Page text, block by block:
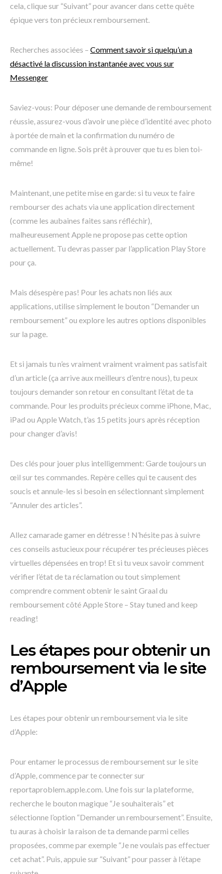
cela, clique sur “Suivant” pour avancer dans cette quête
épique vers ton précieux remboursement.
Recherches associées – Comment savoir si quelqu’un a
désactivé la discussion instantanée avec vous sur
Messenger
Saviez-vous: Pour déposer une demande de remboursement
réussie, assurez-vous d’avoir une pièce d’identité avec photo
à portée de main et la confirmation du numéro de
commande en ligne. Sois prêt à prouver que tu es bien toi-
même!
Maintenant, une petite mise en garde: si tu veux te faire
rembourser des achats via une application directement
(comme les aubaines faites sans réfléchir),
malheureusement Apple ne propose pas cette option
actuellement. Tu devras passer par l’application Play Store
pour ça.
Mais désespère pas! Pour les achats non liés aux
applications, utilise simplement le bouton “Demander un
remboursement” ou explore les autres options disponibles
sur la page.
Et si jamais tu n’es vraiment vraiment vraiment pas satisfait
d’un article (ça arrive aux meilleurs d’entre nous), tu peux
toujours demander son retour en consultant l’état de ta
commande. Pour les produits précieux comme iPhone, Mac,
iPad ou Apple Watch, t’as 15 petits jours après réception
pour changer d’avis!
Des clés pour jouer plus intelligemment: Garde toujours un
œil sur tes commandes. Repère celles qui te causent des
soucis et annule-les si besoin en sélectionnant simplement
“Annuler des articles”.
Allez camarade gamer en détresse ! N’hésite pas à suivre
ces conseils astucieux pour récupérer tes précieuses pièces
virtuelles dépensées en trop! Et si tu veux savoir comment
vérifier l’état de ta réclamation ou tout simplement
comprendre comment obtenir le saint Graal du
remboursement côté Apple Store – Stay tuned and keep
reading!
Les étapes pour obtenir un
remboursement via le site
d’Apple
Les étapes pour obtenir un remboursement via le site
d’Apple:
Pour entamer le processus de remboursement sur le site
d’Apple, commence par te connecter sur
reportaproblem.apple.com. Une fois sur la plateforme,
recherche le bouton magique “Je souhaiterais” et
sélectionne l’option “Demander un remboursement”. Ensuite,
tu auras à choisir la raison de ta demande parmi celles
proposées, comme par exemple “Je ne voulais pas effectuer
cet achat”. Puis, appuie sur “Suivant” pour passer à l’étape